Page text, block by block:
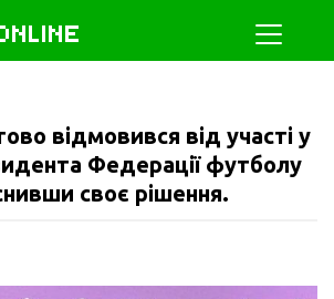
відмовився від участі у
Федерації футболу
своє рішення.